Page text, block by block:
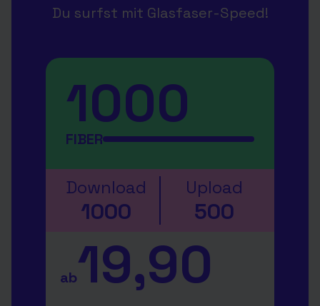
Du surfst mit Glasfaser-Speed!
1000
FIBER
Download
1000
Upload
500
ab19,90